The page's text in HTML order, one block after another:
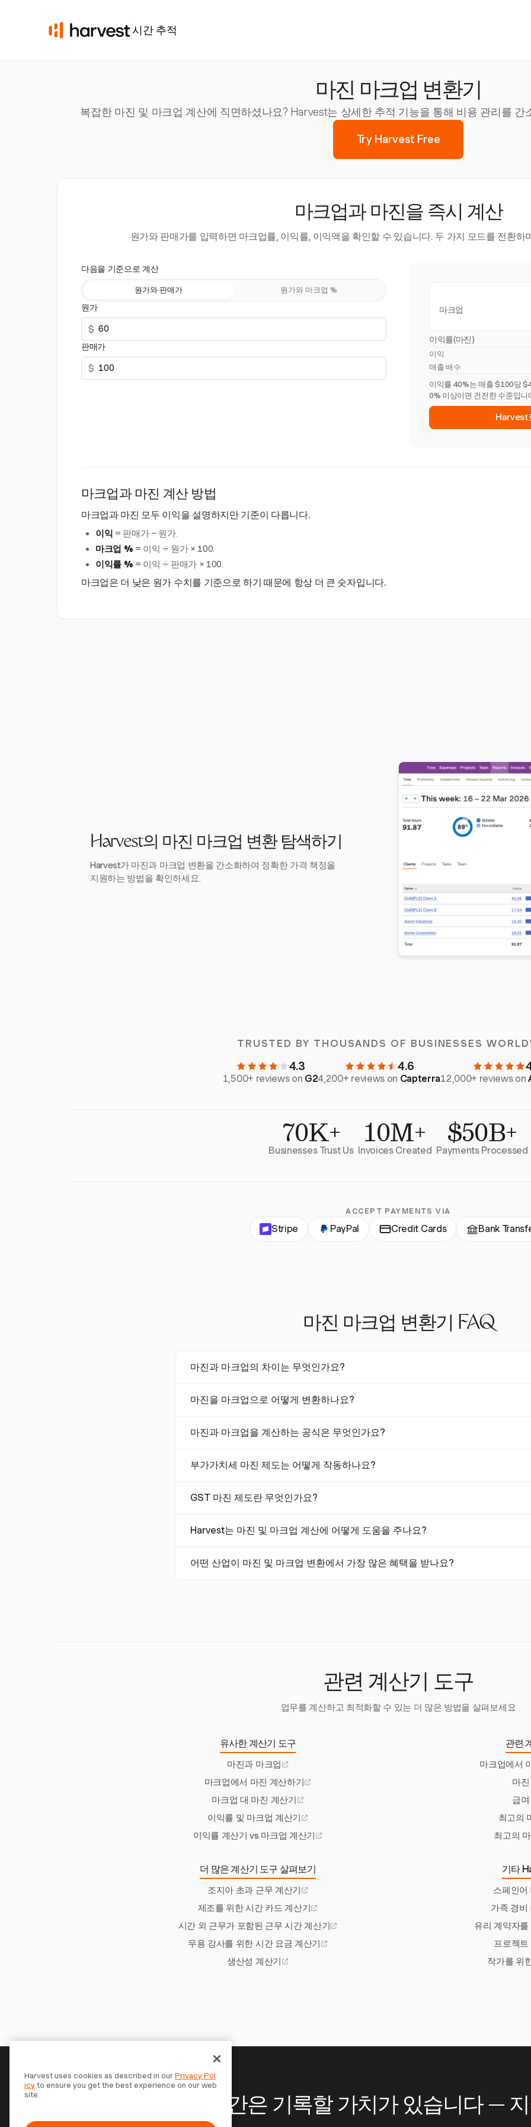
시간 추적
마진 마크업 변환기
복잡한 마진 및 마크업 계산에 직면하셨나요? Harvest는 상세한 추적 기능을 통해 비용 관리를
Try Harvest Free
마크업과 마진을 즉시 계산
원가와 판매가를 입력하면 마크업률, 이익률, 이익액을 확인할 수 있습니다. 두 가지 모드를 전환하
다음을 기준으로 계산
원가와 판매가 원가와 마크업 %
원가
$
판매가
$
마크업
이익률(마진)
이익
매출 배수
이익률 40%는 매출 $100당
0% 이상이면 건전한 수준입니
Harvest
마크업과 마진 계산 방법
마크업과 마진 모두 이익을 설명하지만 기준이 다릅니다.
이익 = 판매가 − 원가.
마크업 % = 이익 ÷ 원가 × 100.
이익률 % = 이익 ÷ 판매가 × 100.
마크업은 더 낮은 원가 수치를 기준으로 하기 때문에 항상 더 큰 숫자입니다.
Harvest의 마진 마크업 변환 탐색하기
Harvest가 마진과 마크업 변환을 간소화하여 정확한 가격 책정을
지원하는 방법을 확인하세요.
TRUSTED BY THOUSANDS OF BUSINESSES
4.3
1,500+ reviews on G2
4.6
4,200+ reviews on Capterra12,000+ reviews on
70K+
Businesses Trust Us 10M+
Invoices Created $50B+
Payments Processed
ACCEPT PAYMENTS VIA
Stripe PayPal Credit Cards Bank
마진 마크업 변환기 FAQ
마진과 마크업의 차이는 무엇인가요?
비율이며, 마크업은 판매 가격을 결정하기 위해 비용에 추가되는 비율입니다. 예를 들어,
마진을 마크업으로 어떻게 변환하나요?
이익 수준을 반영하도록 보장합니다. 예를 들어, 25% 마진은 33.33% 마크업에 해당합니
마진과 마크업을 계산하는 공식은 무엇인가요?
식은 기업이 비용 및 이익 목표에 따라 가격을 설정하는 데 도움을 줍니다.
부가가치세 마진 제도는 어떻게 작동하나요?
니다. 이 제도는 EU 및 영국에서 중고품 및 예술 작품과 같은 항목에 대한 이중 과세를 방
GST 마진 제도란 무엇인가요?
동산 판매와 같은 거래에 적용되며, 규정을 준수하기 위해 비용 및 판매 가격을 정확하게
Harvest는 마진 및 마크업 계산에 어떻게 도움을 주나요?
한 필수 도구입니다. 재무 도구와 통합하여 가격 전략을 간소화합니다.
어떤 산업이 마진 및 마크업 변환에서 가장 많은 혜택을 받나요?
관련 계산기 도구
업무를 계산하고 최적화할 수 있는 더 많은 방법을 살펴보세요
유사한 계산기 도구
마진과 마크업
마크업에서 마진 계산하기
마크업 대 마진 계산기
이익률 및 마크업 계산기
이익률 계산기 vs 마크업 계산기
관련
마크업에서
마
급
최고의
최고의
더 많은 계산기 도구 살펴보기
조지아 초과 근무 계산기
제조를 위한 시간 카드 계산기
시간 외 근무가 포함된 근무 시간 계산기
무용 강사를 위한 시간 요금 계산기
생산성 계산기
기타
스페인어
가족 경비
유리 계약자
프로젝
작가를 위
당신의 시간은 기록할 가치가 있습니다 —
Harvest uses cookies as described in ourPrivacy Pol
icyto ensure you get the best experience on our web
site.